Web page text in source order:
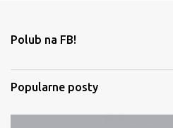
t
r
z
e
Polub na FB!
Popularne posty